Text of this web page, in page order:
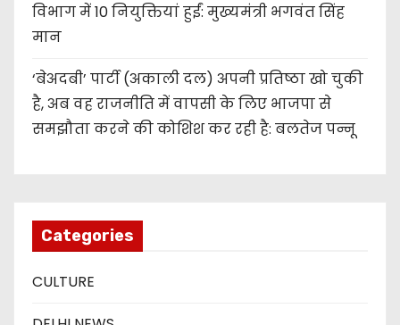
विभाग में 10 नियुक्तियां हुईं: मुख्यमंत्री भगवंत सिंह
मान
‘बेअदबी’ पार्टी (अकाली दल) अपनी प्रतिष्ठा खो चुकी
है, अब वह राजनीति में वापसी के लिए भाजपा से
समझौता करने की कोशिश कर रही है: बलतेज पन्नू
Categories
CULTURE